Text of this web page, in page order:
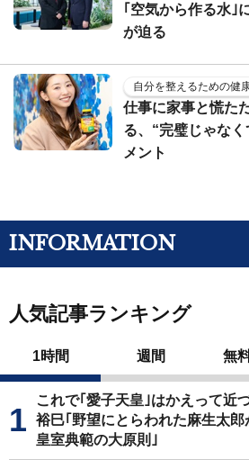
｢空気から作る水｣
が迫る
自分を整えるための健
仕事に家事と慌た
る、“完璧じゃな
メント
INFORMATION
人気記事ランキング
1時間 週間 無
これで｢愛子天皇｣はかえって近
裕巳｢野望にとらわれた麻生太郎
皇室典範の大原則｣